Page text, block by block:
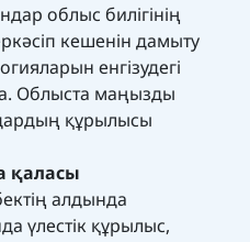
облыс билігінің
кешенін дамыту
енгізудегі
Облыста маңызды
құрылысы
қаласы
алдында
үлестік құрылыс,